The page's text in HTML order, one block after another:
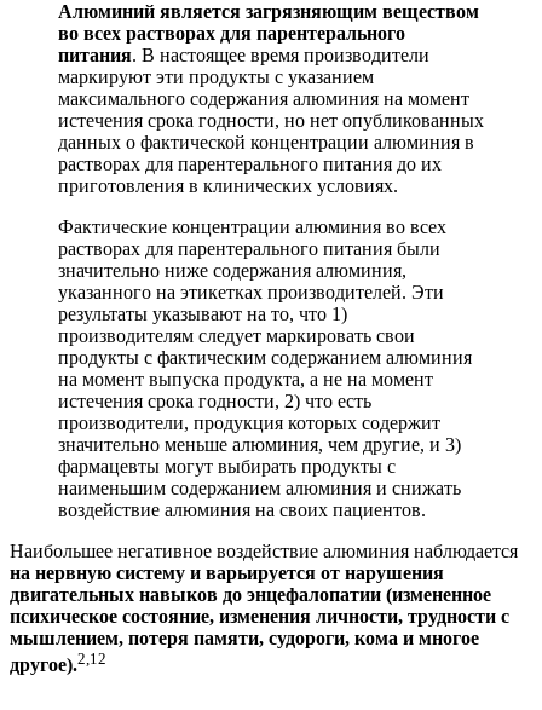
Алюминий является загрязняющим веществом
во всех растворах для парентерального
питания. В настоящее время производители
маркируют эти продукты с указанием
максимального содержания алюминия на момент
истечения срока годности, но нет опубликованных
данных о фактической концентрации алюминия в
растворах для парентерального питания до их
приготовления в клинических условиях.
Фактические концентрации алюминия во всех
растворах для парентерального питания были
значительно ниже содержания алюминия,
указанного на этикетках производителей. Эти
результаты указывают на то, что 1)
производителям следует маркировать свои
продукты с фактическим содержанием алюминия
на момент выпуска продукта, а не на момент
истечения срока годности, 2) что есть
производители, продукция которых содержит
значительно меньше алюминия, чем другие, и 3)
фармацевты могут выбирать продукты с
наименьшим содержанием алюминия и снижать
воздействие алюминия на своих пациентов.
Наибольшее негативное воздействие алюминия наблюдается
на нервную систему и варьируется от нарушения
двигательных навыков до энцефалопатии (измененное
психическое состояние, изменения личности, трудности с
мышлением, потеря памяти, судороги, кома и многое
другое).2,12